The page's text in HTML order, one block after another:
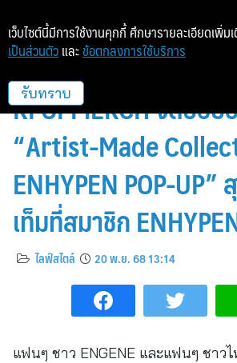
สยามดิสคัฟเวอรี่ ร่วมกับ
KPOPMERCH จัดป๊อ
“Artist-Made
ENHYPEN POP-
เท็มที่สมาชิก
ไลฟ์สไตล์ 20 พ.ย. 68 13:14
แฟนๆ ชาว ENGENE และแฟนๆ ชาว
เว็บไซต์นี้มีการใช้งานคุกกี้ ศึกษารายละเอียดเพิ่ม
เป็นส่วนตัว และ ข้อตกลงการใช้บริการ
รับทราบ